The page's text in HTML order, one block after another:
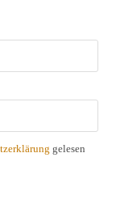
gelesen